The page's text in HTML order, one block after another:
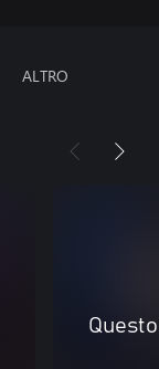
ALTRO